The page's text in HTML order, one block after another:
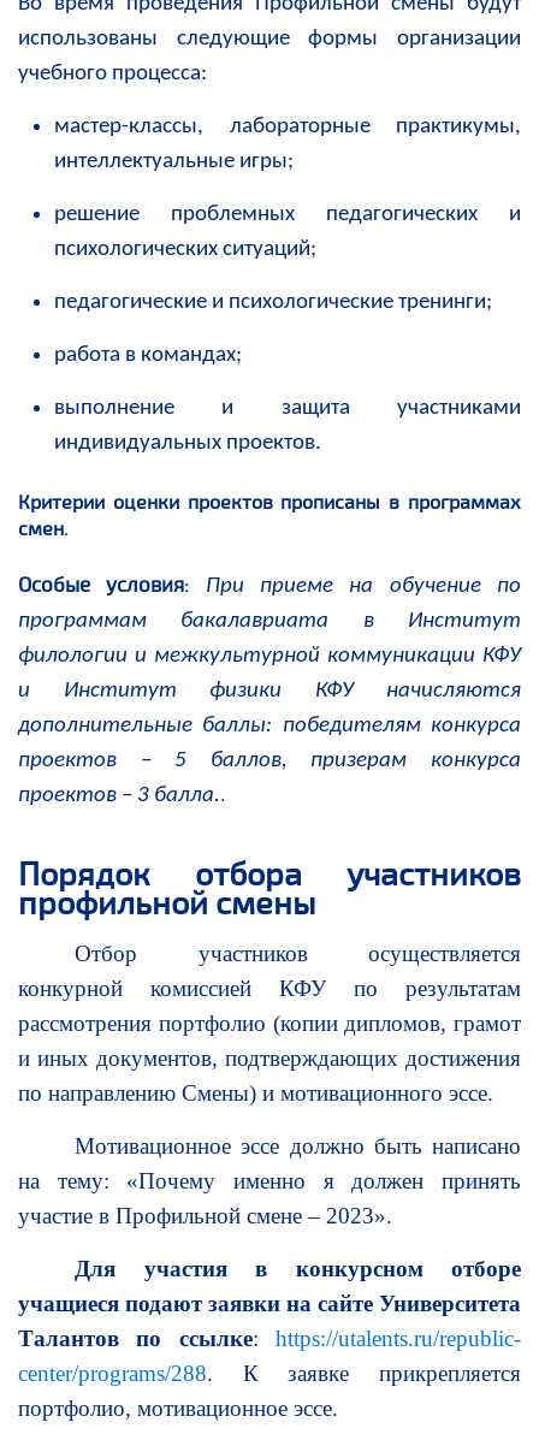
использованы следующие формы организации
учебного процесса:
мастер-классы, лабораторные практикумы,
интеллектуальные игры;
решение проблемных педагогических и
психологических ситуаций;
педагогические и психологические тренинги;
работа в командах;
выполнение и защита участниками
индивидуальных проектов.
Критерии оценки проектов прописаны в программах
смен.
Особые условия:
При приеме на обучение по
программам бакалавриата в Институт
филологии и межкультурной коммуникации КФУ
и Институт физики КФУ начисляются
дополнительные баллы: победителям конкурса
проектов – 5 баллов, призерам конкурса
проектов – 3 балла..
Порядок отбора участников
профильной смены
Отбор участников осуществляется
конкурной комиссией КФУ по результатам
рассмотрения портфолио (копии дипломов, грамот
и иных документов, подтверждающих достижения
по направлению Смены) и мотивационного эссе.
Мотивационное эссе должно быть написано
на тему: «Почему именно я должен принять
участие в Профильной смене – 2023».
Для участия в конкурсном отборе
учащиеся подают заявки на сайте Университета
Талантов по ссылке:https://utalents.ru/republic-
center/programs/288. К заявке прикрепляется
портфолио, мотивационное эссе.